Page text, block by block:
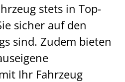
stets in Top-
sicher auf den
sind. Zudem bieten
Ihr Fahrzeug